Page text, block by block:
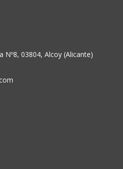
Nº8, 03804, Alcoy (Alicante)